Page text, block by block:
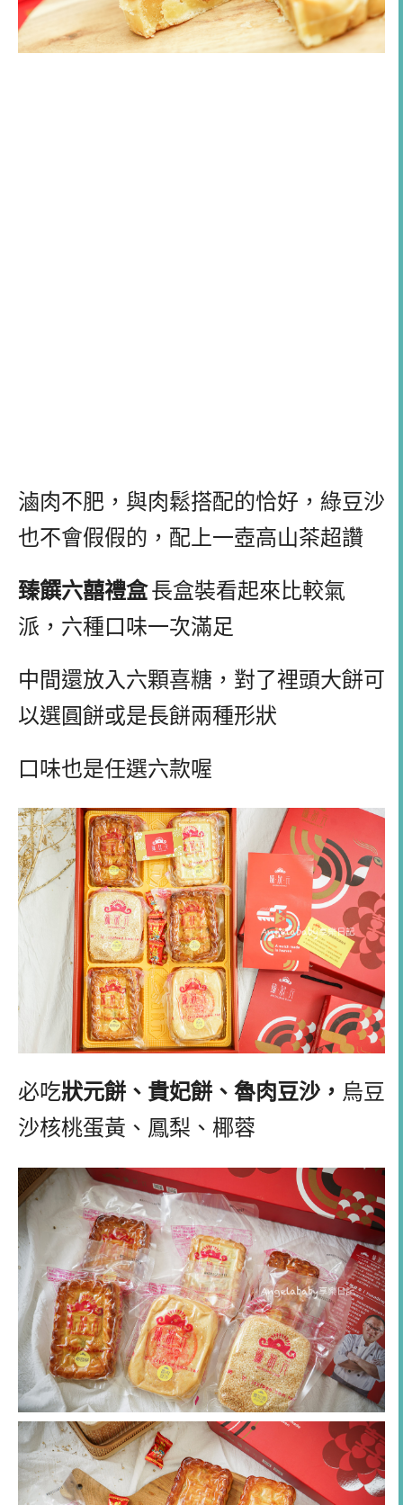
滷肉不肥，與肉鬆搭配的恰好，綠豆沙
也不會假假的，配上一壺高山茶超讚
臻饌六囍禮盒長盒裝看起來比較氣
派，六種口味一次滿足
中間還放入六顆喜糖，對了裡頭大餅可
以選圓餅或是長餅兩種形狀
口味也是任選六款喔
必吃狀元餅、貴妃餅、魯肉豆沙， 烏豆
沙核桃蛋黃、鳳梨、椰蓉